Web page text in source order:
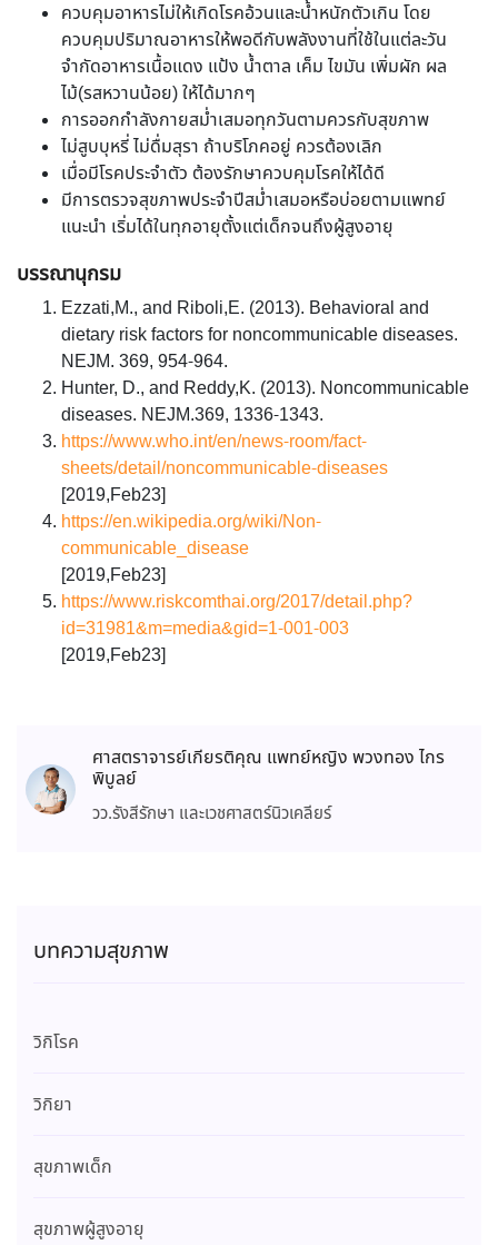
ควบคุมอาหารไม่ให้เกิดโรคอ้วนและน้ำหนักตัวเกิน โดย
ควบคุมปริมาณอาหารให้พอดีกับพลังงานที่ใช้ในแต่ละวัน
จำกัดอาหารเนื้อแดง แป้ง น้ำตาล เค็ม ไขมัน เพิ่มผัก ผล
ไม้(รสหวานน้อย) ให้ได้มากๆ
การออกกำลังกายสม่ำเสมอทุกวันตามควรกับสุขภาพ
ไม่สูบบุหรี่ ไม่ดื่มสุรา ถ้าบริโภคอยู่ ควรต้องเลิก
เมื่อมีโรคประจำตัว ต้องรักษาควบคุมโรคให้ได้ดี
มีการตรวจสุขภาพประจำปีสม่ำเสมอหรือบ่อยตามแพทย์
แนะนำ เริ่มได้ในทุกอายุตั้งแต่เด็กจนถึงผู้สูงอายุ
บรรณานุกรม
Ezzati,M., and Riboli,E. (2013). Behavioral and
dietary risk factors for noncommunicable diseases.
NEJM. 369, 954-964.
Hunter, D., and Reddy,K. (2013). Noncommunicable
diseases. NEJM.369, 1336-1343.
https://www.who.int/en/news-room/fact-
sheets/detail/noncommunicable-diseases
[2019,Feb23]
https://en.wikipedia.org/wiki/Non-
communicable_disease
[2019,Feb23]
https://www.riskcomthai.org/2017/detail.php?
id=31981&m=media&gid=1-001-003
[2019,Feb23]
ศาสตราจารย์เกียรติคุณ แพทย์หญิง พวงทอง ไกร
พิบูลย์
วว.รังสีรักษา และเวชศาสตร์นิวเคลียร์
บทความสุขภาพ
วิกิโรค
วิกิยา
สุขภาพเด็ก
สุขภาพผู้สูงอายุ